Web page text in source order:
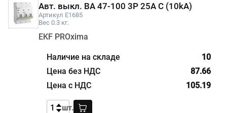
Авт. выкл. ВА 47-100 3P 25A C (10kA)
Артикул E1685
Вес 0.3 кг.
EKF PROxima
10
87.66
105.19
шт.